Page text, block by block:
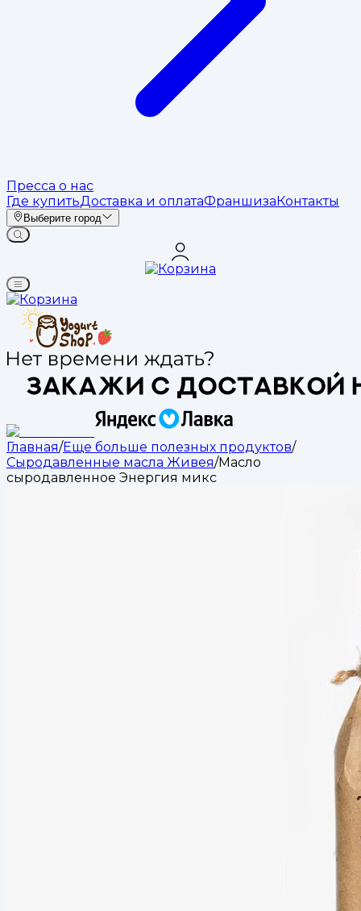
Пресса о нас
Где купитьДоставка и оплатаФраншизаКонтакты
Выберите город
Главная/Еще больше полезных продуктов/
Сыродавленные масла Живея/Масло
сыродавленное Энергия микс